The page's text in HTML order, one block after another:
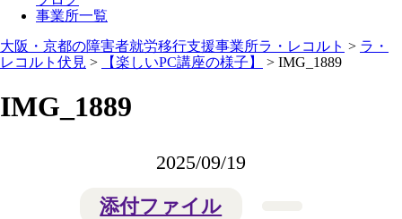
事業所一覧
大阪・京都の障害者就労移行支援事業所ラ・レコルト > ラ・
レコルト伏見 > 【楽しいPC講座の様子】 > IMG_1889
IMG_1889
2025/09/19
添付ファイル